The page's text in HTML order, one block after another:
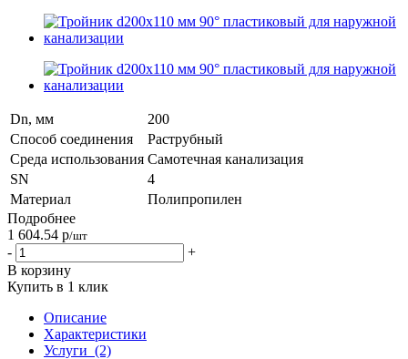
Dn, мм
200
Способ соединения
Раструбный
Среда использования Самотечная канализация
SN
4
Материал
Полипропилен
Подробнее
1 604.54 р/шт
-
+
В корзину
Купить в 1 клик
Описание
Характеристики
Услуги (2)